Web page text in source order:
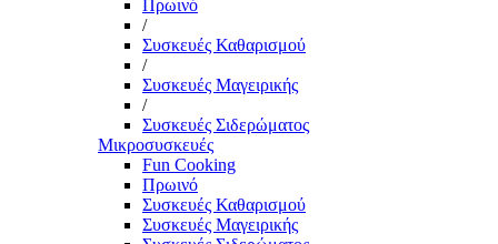
Πρωινό
/
Συσκευές Καθαρισμού
/
Συσκευές Μαγειρικής
/
Συσκευές Σιδερώματος
Μικροσυσκευές
Fun Cooking
Πρωινό
Συσκευές Καθαρισμού
Συσκευές Μαγειρικής